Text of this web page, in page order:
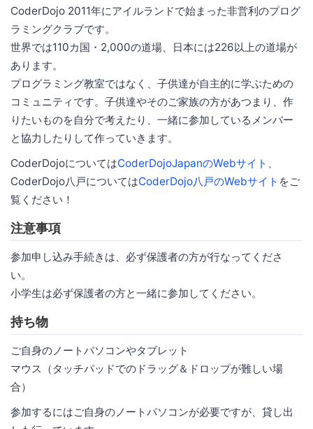
CoderDojo 2011年にアイルランドで始まった非営利のプログ
ラミングクラブです。
世界では110カ国・2,000の道場、日本には226以上の道場が
あります。
プログラミング教室ではなく、子供達が自主的に学ぶための
コミュニティです。子供達やそのご家族の方があつまり、作
りたいものを自分で考えたり、一緒に参加しているメンバー
と協力したりして作っていきます。
CoderDojoについてはCoderDojoJapanのWebサイト 、
CoderDojo八戸についてはCoderDojo八戸のWebサイト をご
覧ください！
注意事項
参加申し込み手続きは、必ず保護者の方が行なってくださ
い。
小学生は必ず保護者の方と一緒に参加してください。
持ち物
ご自身のノートパソコンやタブレット
マウス（タッチパッドでのドラッグ＆ドロップが難しい場
合）
参加するにはご自身のノートパソコンが必要ですが、貸し出